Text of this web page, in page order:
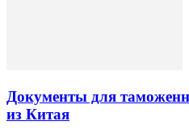
Документы для
из Китая